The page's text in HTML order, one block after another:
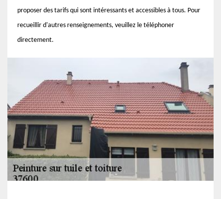
proposer des tarifs qui sont intéressants et accessibles à tous. Pour
recueillir d'autres renseignements, veuillez le téléphoner
directement.